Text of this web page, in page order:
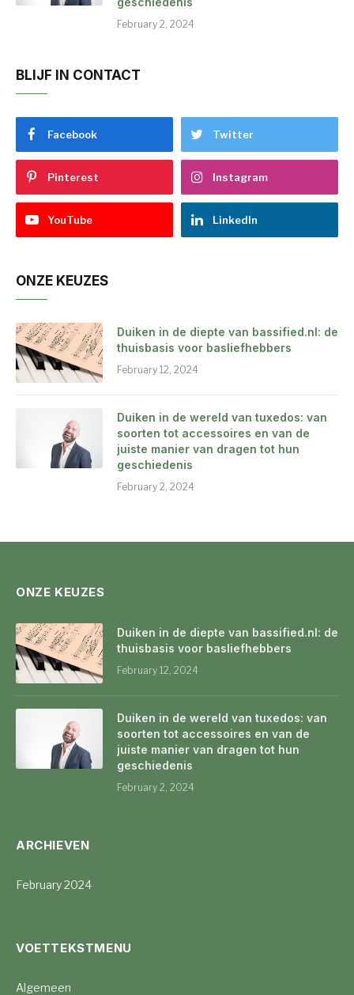
February 2, 2024
BLIJF IN CONTACT
Facebook Twitter
Pinterest Instagram
YouTube LinkedIn
ONZE KEUZES
Duiken in de diepte van bassified.nl: de
thuisbasis voor basliefhebbers
February 12, 2024
Duiken in de wereld van tuxedos: van
soorten tot accessoires en van de
juiste manier van dragen tot hun
geschiedenis
February 2, 2024
ONZE KEUZES
Duiken in de diepte van bassified.nl: de
thuisbasis voor basliefhebbers
February 12, 2024
Duiken in de wereld van tuxedos: van
soorten tot accessoires en van de
juiste manier van dragen tot hun
geschiedenis
February 2, 2024
ARCHIEVEN
February 2024
VOETTEKSTMENU
Algemeen